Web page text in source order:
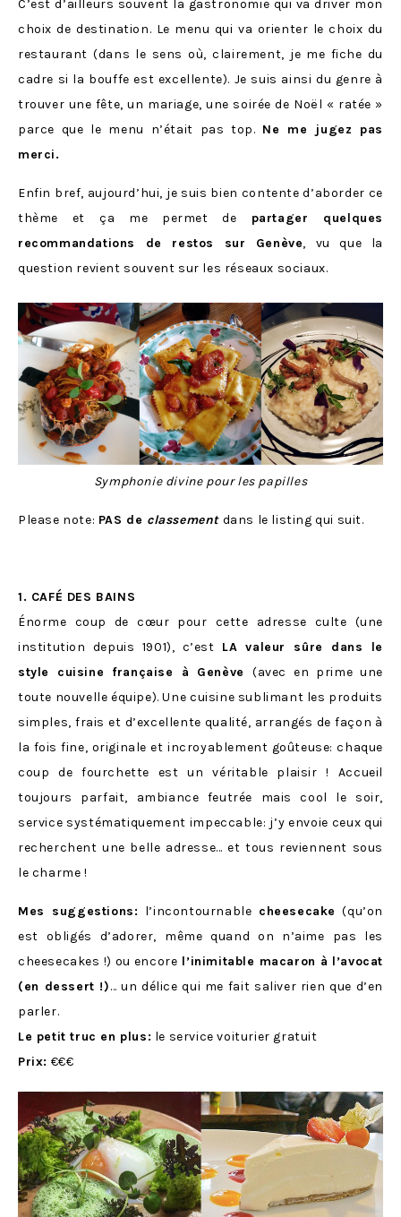
C’est d’ailleurs souvent la gastronomie qui va driver mon
choix de destination. Le menu qui va orienter le choix du
restaurant (dans le sens où, clairement, je me fiche du
cadre si la bouffe est excellente). Je suis ainsi du genre à
trouver une fête, un mariage, une soirée de Noël « ratée »
parce que le menu n’était pas top. Ne me jugez pas
merci.
Enfin bref, aujourd’hui, je suis bien contente d’aborder ce
thème et ça me permet de partager quelques
recommandations de restos sur Genève, vu que la
question revient souvent sur les réseaux sociaux.
Symphonie divine pour les papilles
Please note: PAS de classement dans le listing qui suit.
1. CAFÉ DES BAINS
Énorme coup de cœur pour cette adresse culte (une
institution depuis 1901), c’est LA valeur sûre dans le
style cuisine française à Genève (avec en prime une
toute nouvelle équipe). Une cuisine sublimant les produits
simples, frais et d’excellente qualité, arrangés de façon à
la fois fine, originale et incroyablement goûteuse: chaque
coup de fourchette est un véritable plaisir ! Accueil
toujours parfait, ambiance feutrée mais cool le soir,
service systématiquement impeccable: j’y envoie ceux qui
recherchent une belle adresse… et tous reviennent sous
le charme !
Mes suggestions: l’incontournable cheesecake (qu’on
est obligés d’adorer, même quand on n’aime pas les
cheesecakes !) ou encore l’inimitable macaron à l’avocat
(en dessert !)… un délice qui me fait saliver rien que d’en
parler.
Le petit truc en plus: le service voiturier gratuit
Prix: €€€